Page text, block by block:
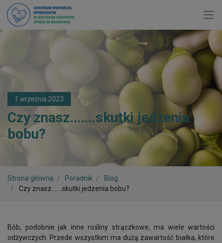
1 września 2023
Czy znasz…….skutki jedzenia
bobu?
Strona główna Poradnik
Blog
Czy znasz…….skutki jedzenia bobu?
Bób, podobnie jak inne rośliny strączkowe, ma wiele wartości
odżywczych. Przede wszystkim ma dużą zawartość białka, które